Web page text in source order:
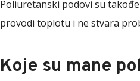
Poliuretanski podovi su
provodi toplotu i ne stvara
Koje su mane